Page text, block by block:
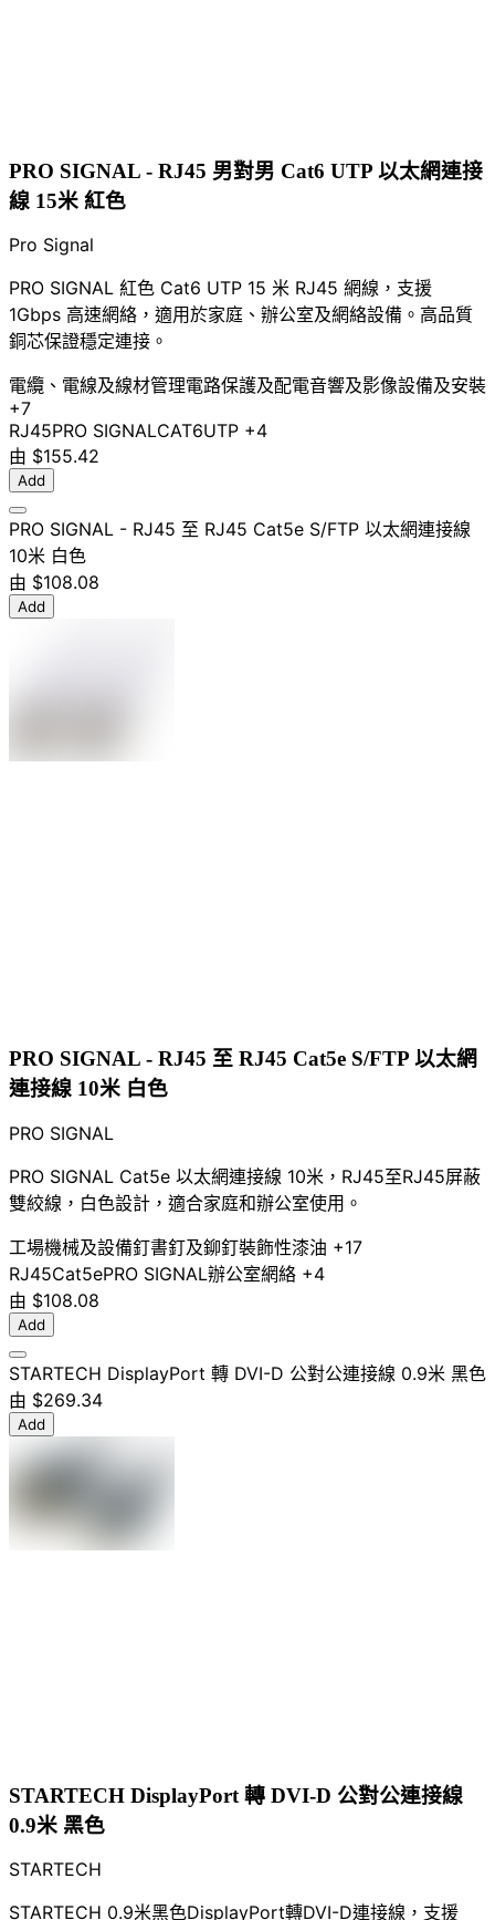
PRO SIGNAL - RJ45 男對男 Cat6 UTP 以太網連接
線 15米 紅色
Pro Signal
PRO SIGNAL 紅色 Cat6 UTP 15 米 RJ45 網線，支援
1Gbps 高速網絡，適用於家庭、辦公室及網絡設備。高品質
銅芯保證穩定連接。
電纜、電線及線材管理電路保護及配電音響及影像設備及安裝
+7
RJ45PRO SIGNALCAT6UTP +4
由 $155.42
Add
PRO SIGNAL - RJ45 至 RJ45 Cat5e S/FTP 以太網連接線
10米 白色
由 $108.08
Add
PRO SIGNAL - RJ45 至 RJ45 Cat5e S/FTP 以太網
連接線 10米 白色
PRO SIGNAL
PRO SIGNAL Cat5e 以太網連接線 10米，RJ45至RJ45屏蔽
雙絞線，白色設計，適合家庭和辦公室使用。
工場機械及設備釘書釘及鉚釘裝飾性漆油 +17
RJ45Cat5ePRO SIGNAL辦公室網絡 +4
由 $108.08
Add
STARTECH DisplayPort 轉 DVI-D 公對公連接線 0.9米 黑色
由 $269.34
Add
STARTECH DisplayPort 轉 DVI-D 公對公連接線
0.9米 黑色
STARTECH
STARTECH 0.9米黑色DisplayPort轉DVI-D連接線，支援